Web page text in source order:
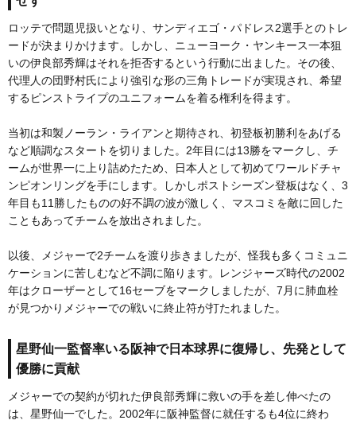
ロッテで問題児扱いとなり、サンディエゴ・パドレス2選手とのトレ
ードが決まりかけます。しかし、ニューヨーク・ヤンキース一本狙
いの伊良部秀輝はそれを拒否するという行動に出ました。その後、
代理人の団野村氏により強引な形の三角トレードが実現され、希望
するピンストライプのユニフォームを着る権利を得ます。
当初は和製ノーラン・ライアンと期待され、初登板初勝利をあげる
など順調なスタートを切りました。2年目には13勝をマークし、チ
ームが世界一に上り詰めたため、日本人として初めてワールドチャ
ンピオンリングを手にします。しかしポストシーズン登板はなく、3
年目も11勝したものの好不調の波が激しく、マスコミを敵に回した
こともあってチームを放出されました。
以後、メジャーで2チームを渡り歩きましたが、怪我も多くコミュニ
ケーションに苦しむなど不調に陥ります。レンジャーズ時代の2002
年はクローザーとして16セーブをマークしましたが、7月に肺血栓
が見つかりメジャーでの戦いに終止符が打たれました。
星野仙一監督率いる阪神で日本球界に復帰し、先発として
優勝に貢献
メジャーでの契約が切れた伊良部秀輝に救いの手を差し伸べたの
は、星野仙一でした。2002年に阪神監督に就任するも4位に終わ